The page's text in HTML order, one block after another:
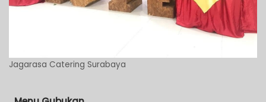
Jagarasa Catering Surabaya